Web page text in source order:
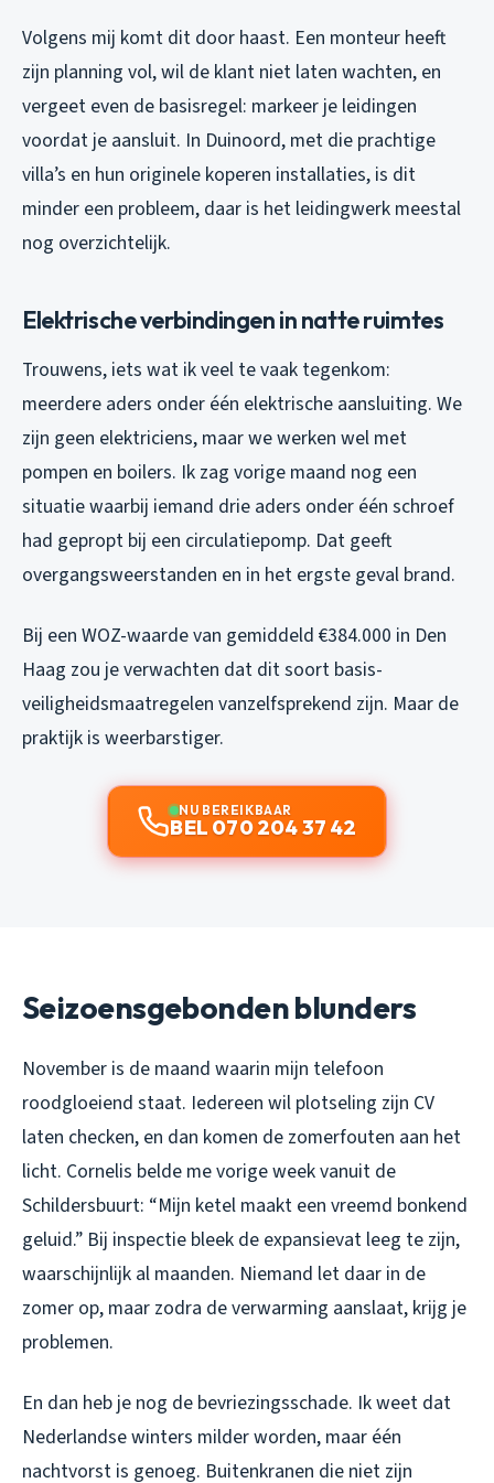
Volgens mij komt dit door haast. Een monteur heeft
zijn planning vol, wil de klant niet laten wachten, en
vergeet even de basisregel: markeer je leidingen
voordat je aansluit. In Duinoord, met die prachtige
villa’s en hun originele koperen installaties, is dit
minder een probleem, daar is het leidingwerk meestal
nog overzichtelijk.
Elektrische verbindingen in natte ruimtes
Trouwens, iets wat ik veel te vaak tegenkom:
meerdere aders onder één elektrische aansluiting. We
zijn geen elektriciens, maar we werken wel met
pompen en boilers. Ik zag vorige maand nog een
situatie waarbij iemand drie aders onder één schroef
had gepropt bij een circulatiepomp. Dat geeft
overgangsweerstanden en in het ergste geval brand.
Bij een WOZ-waarde van gemiddeld €384.000 in Den
Haag zou je verwachten dat dit soort basis-
veiligheidsmaatregelen vanzelfsprekend zijn. Maar de
praktijk is weerbarstiger.
NU BEREIKBAAR
BEL 070 204 37 42
Seizoensgebonden blunders
November is de maand waarin mijn telefoon
roodgloeiend staat. Iedereen wil plotseling zijn CV
laten checken, en dan komen de zomerfouten aan het
licht. Cornelis belde me vorige week vanuit de
Schildersbuurt: “Mijn ketel maakt een vreemd bonkend
geluid.” Bij inspectie bleek de expansievat leeg te zijn,
waarschijnlijk al maanden. Niemand let daar in de
zomer op, maar zodra de verwarming aanslaat, krijg je
problemen.
En dan heb je nog de bevriezingsschade. Ik weet dat
Nederlandse winters milder worden, maar één
nachtvorst is genoeg. Buitenkranen die niet zijn